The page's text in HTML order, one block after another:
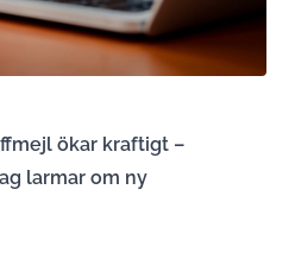
ökar kraftigt –
larmar om ny